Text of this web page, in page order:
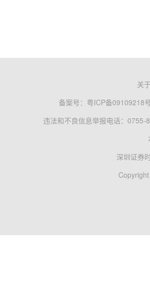
关
备案号： 粤ICP备09109218
违法和不良信息举报电话：0755-
深圳证券